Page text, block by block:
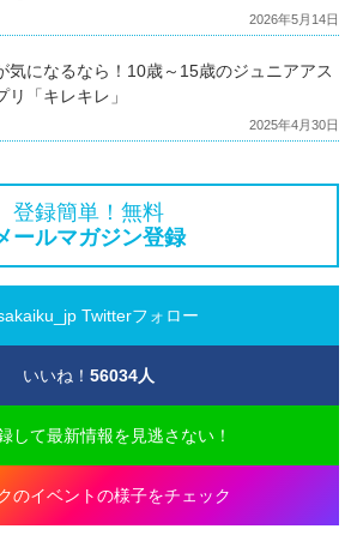
2026年5月14日
気になるなら！10歳～15歳のジュニアアス
「キレキレ」
2025年4月30日
登録簡単！無料
ールマガジン登録
Twitterフォロー
いいね！ 56034人
して最新情報を見逃さない！
のイベントの様子をチェック